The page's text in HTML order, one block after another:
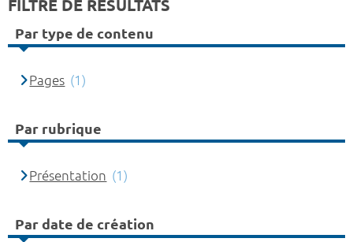
FILTRE DE RÉSULTATS
Par type de contenu
Pages (1)
Par rubrique
Présentation (1)
Par date de création